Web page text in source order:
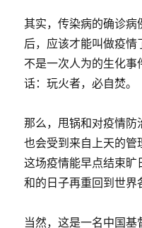
其实，传染病的确诊
后，应该才能叫做疫情
不是一次人为的生化
话：玩火者，必自焚。
那么，甩锅和对疫情防
也会受到来自上天的
这场疫情能早点结束
和的日子再重回到世界
当然，这是一名中国